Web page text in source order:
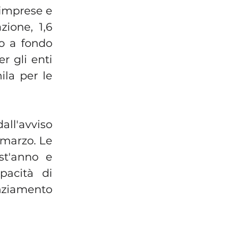
e
1,6
a fondo
gli enti
per le
Le
e
di